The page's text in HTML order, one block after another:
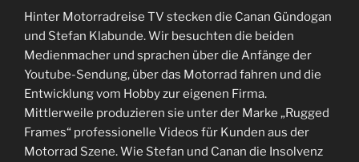
Hinter Motorradreise TV stecken die Canan Gündogan
und Stefan Klabunde. Wir besuchten die beiden
Medienmacher und sprachen über die Anfänge der
Youtube-Sendung, über das Motorrad fahren und die
Entwicklung vom Hobby zur eigenen Firma.
Mittlerweile produzieren sie unter der Marke „Rugged
Frames“ professionelle Videos für Kunden aus der
Motorrad Szene. Wie Stefan und Canan die Insolvenz